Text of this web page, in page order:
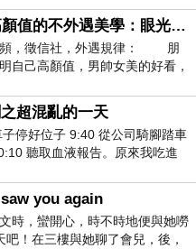
IG徵信社，高顏值的不外遇美學：眼光太高也是一種防禦，為了證明我長得好看，我決定一輩子不外遇！
，徵信社，外遇規律： 朋
自己高顏值，男帥女美的好看，
一輩子不外遇。」
超混亂的一天
停好位子 9:40 從公司騎腳踏車
聽取血液報告。原來我吃進
非沒有吸收而是超
you again
時，蠻開心，時不時地便與她嘮
！在三樓與她聊了會兒，後，